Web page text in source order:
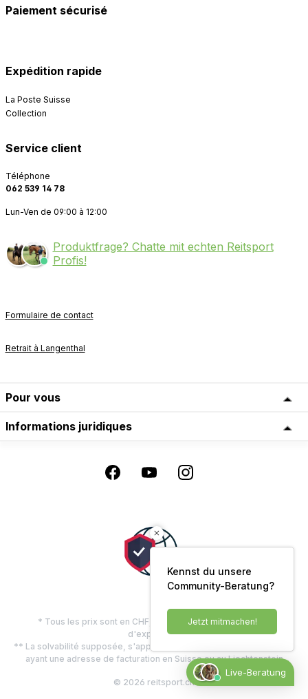
Paiement sécurisé
Expédition rapide
La Poste Suisse
Collection
Service client
Téléphone
062 539 14 78
Lun-Ven de 09:00 à 12:00
Produktfrage? Chatte mit echten Reitsport
Profis!
Formulaire de contact
Retrait à Langenthal
Pour vous
Informations juridiques
* Tous les prix sont en CHF, TVA comprise, plus les frais
d'expédition
** La solvabilité supposée, s'applique uniquement aux clients privés
ayant une adresse de facturation en Suisse ou au Liechtenstein
© 2026 reitsport.ch
Kennst du unsere
Community-Beratung?
Jetzt mitmachen!
Live-Beratung